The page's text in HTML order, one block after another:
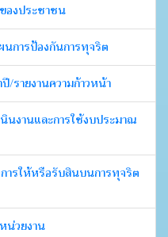
องประชาชน
นการป้องกันการทุจริต
/รายงานความก้าวหน้า
นงานและการใช้งบประมาณ
การให้หรือรับสินบนการทุจริต
น่วยงาน